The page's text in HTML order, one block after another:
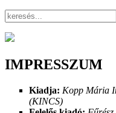
IMPRESSZUM
Kiadja: Kopp Mária
(KINCS)